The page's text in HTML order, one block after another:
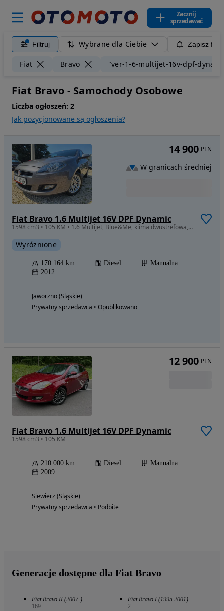
Zacznij
sprzedawać
Filtruj Wybrane dla Ciebie Zapisz
Fiat Bravo "ver-1-6-multijet-16v-dpf-
Fiat Bravo - Samochody Osobowe
Liczba ogłoszeń: 2
Jak pozycjonowane są ogłoszenia?
Fiat Bravo 1.6 Multijet 16V DPF Dynamic
1598 cm3 • 105 KM • 1.6 Multijet, Blue&Me, klima dwustrefowa, bluetooth, tempomat, 2012 r.
Wyróżnione
170 164 km Diesel
Manualna
2012
Jaworzno (Śląskie)
Prywatny sprzedawca • Opublikowano
14 900 PLN
W granicach średniej
Fiat Bravo 1.6 Multijet 16V DPF Dynamic
1598 cm3 • 105 KM
210 000 km Diesel
Manualna
2009
Siewierz (Śląskie)
Prywatny sprzedawca • Podbite
12 900 PLN
Generacje dostępne dla Fiat Bravo
Fiat Bravo II (2007-)
169
Fiat Bravo I (1995-2001)
2